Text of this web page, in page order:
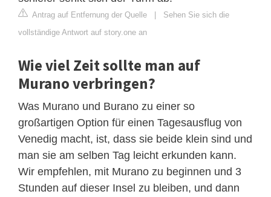
Antrag auf Entfernung der Quelle | Sehen Sie sich die
vollständige Antwort auf story.one an
Wie viel Zeit sollte man auf
Murano verbringen?
Was Murano und Burano zu einer so
großartigen Option für einen Tagesausflug von
Venedig macht, ist, dass sie beide klein sind und
man sie am selben Tag leicht erkunden kann.
Wir empfehlen, mit Murano zu beginnen und 3
Stunden auf dieser Insel zu bleiben, und dann